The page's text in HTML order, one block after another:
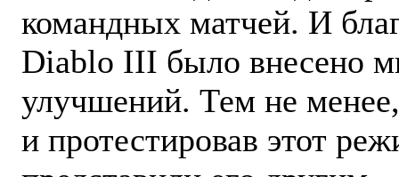
командных матчей. И
Diablo III было внесено
улучшений. Тем не менее,
и протестировав этот